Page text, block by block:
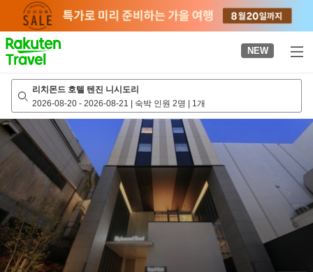
page
NEW
리치몬드 호텔 텐진 니시도리
2026-08-20 - 2026-08-21 | 숙박 인원 2명 | 1개